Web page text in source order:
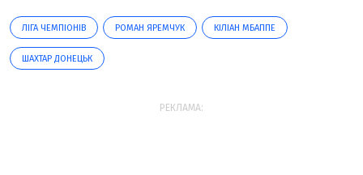
ЛІГА ЧЕМПІОНІВ РОМАН ЯРЕМЧУК КІЛІАН МБАППЕ
ШАХТАР ДОНЕЦЬК
РЕКЛАМА: